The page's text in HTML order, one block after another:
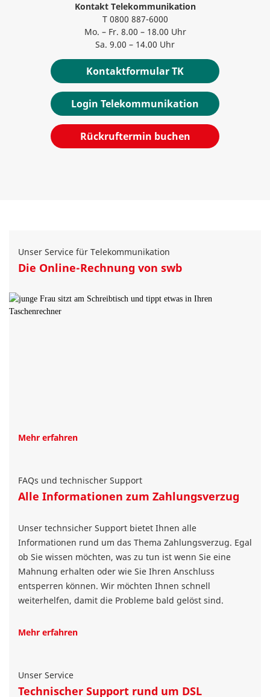
Kontakt Telekommunikation
T 0800 887-6000
Mo. – Fr. 8.00 – 18.00 Uhr
Sa. 9.00 – 14.00 Uhr
Kontaktformular TK
Login Telekommunikation
Rückruftermin buchen
Unser Service für Telekommunikation
Die Online-Rechnung von swb
Mehr erfahren
FAQs und technischer Support
Alle Informationen zum Zahlungsverzug
Unser technsicher Support bietet Ihnen alle
Informationen rund um das Thema Zahlungsverzug. Egal
ob Sie wissen möchten, was zu tun ist wenn Sie eine
Mahnung erhalten oder wie Sie Ihren Anschluss
entsperren können. Wir möchten Ihnen schnell
weiterhelfen, damit die Probleme bald gelöst sind.
Mehr erfahren
Unser Service
Technischer Support rund um DSL